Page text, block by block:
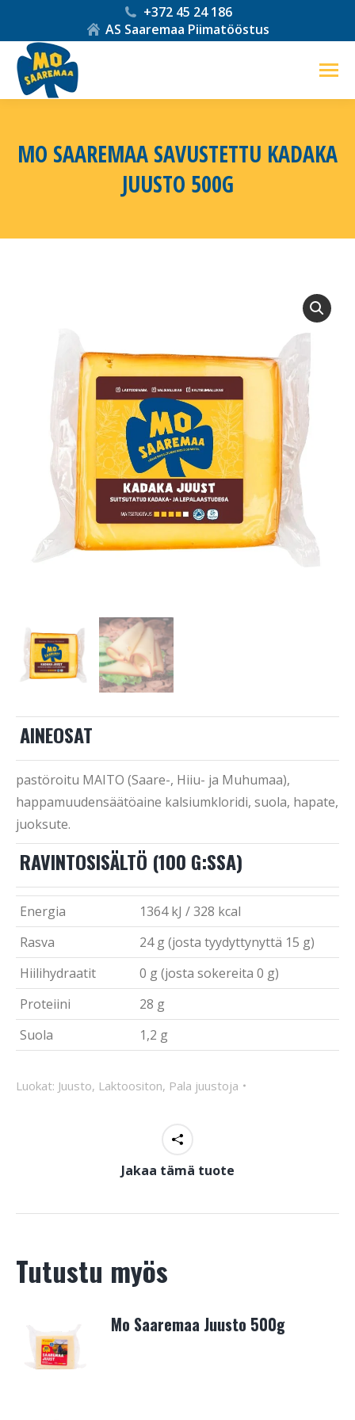
+372 45 24 186
AS Saaremaa Piimatööstus
MO SAAREMAA SAVUSTETTU KADAKA
JUUSTO 500G
AINEOSAT
pastöroitu MAITO (Saare-, Hiiu- ja Muhumaa),
happamuudensäätöaine kalsiumkloridi, suola, hapate,
juoksute.
RAVINTOSISÄLTÖ (100 G:SSA)
Energia
1364 kJ / 328 kcal
Rasva
24 g (josta tyydyttynyttä 15 g)
Hiilihydraatit
0 g (josta sokereita 0 g)
Proteiini
28 g
Suola
1,2 g
Luokat: Juusto, Laktoositon, Pala juustoja
Jakaa tämä tuote
Tutustu myös
Mo Saaremaa Juusto 500g